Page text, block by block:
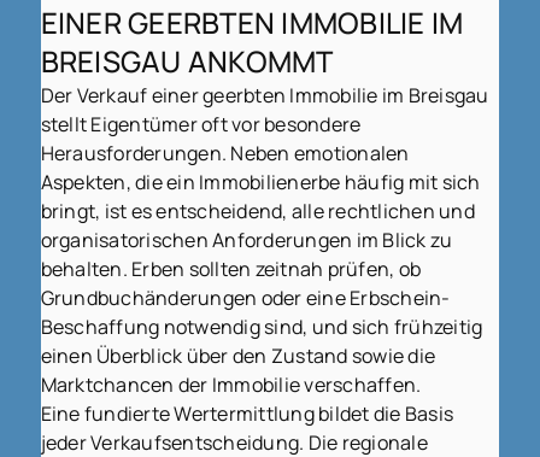
EINER GEERBTEN IMMOBILIE IM
BREISGAU ANKOMMT
Der Verkauf einer geerbten Immobilie im Breisgau
stellt Eigentümer oft vor besondere
Herausforderungen. Neben emotionalen
Aspekten, die ein Immobilienerbe häufig mit sich
bringt, ist es entscheidend, alle rechtlichen und
organisatorischen Anforderungen im Blick zu
behalten. Erben sollten zeitnah prüfen, ob
Grundbuchänderungen oder eine Erbschein-
Beschaffung notwendig sind, und sich frühzeitig
einen Überblick über den Zustand sowie die
Marktchancen der Immobilie verschaffen.
Eine fundierte Wertermittlung bildet die Basis
jeder Verkaufsentscheidung. Die regionale